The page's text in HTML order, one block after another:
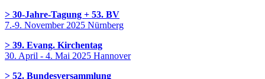
> 30-Jahre-Tagung + 53. BV
7.-9. November 2025 Nürnberg
> 39. Evang. Kirchentag
30. April - 4. Mai 2025 Hannover
> 52. Bundesversammlung